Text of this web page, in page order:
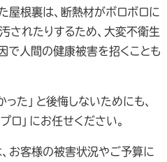
屋根裏は、断熱材がボロボロに
されたりするため、大変不衛生
で人間の健康被害を招くことも
った」と後悔しないためにも、
ロ」にお任せください。
、お客様の被害状況やご予算に